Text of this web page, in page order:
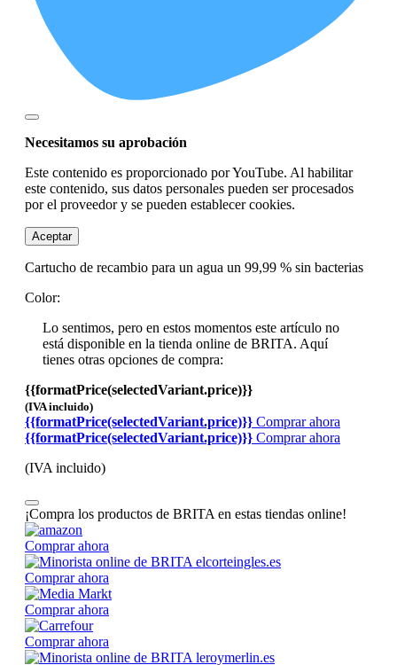
Necesitamos su aprobación
Este contenido es proporcionado por YouTube. Al habilitar
este contenido, sus datos personales pueden ser procesados
por el proveedor y se pueden establecer cookies.
Aceptar
Cartucho de recambio para un agua un 99,99 % sin bacterias
Color:
Lo sentimos, pero en estos momentos este artículo no
está disponible en la tienda online de BRITA. Aquí
tienes otras opciones de compra:
{{formatPrice(selectedVariant.price)}}
(IVA incluido)
{{formatPrice(selectedVariant.price)}} Comprar ahora
{{formatPrice(selectedVariant.price)}} Comprar ahora
(IVA incluido)
¡Compra los productos de BRITA en estas tiendas online!
Comprar ahora
Comprar ahora
Comprar ahora
Comprar ahora